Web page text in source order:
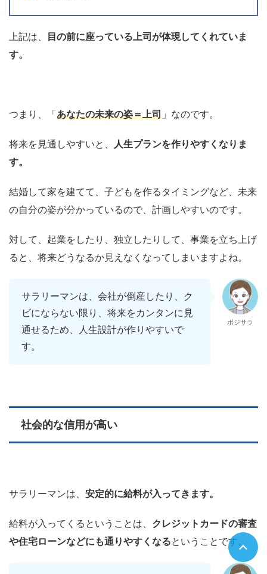
上記は、
目の前に座っている上司が体現してくれていま
す。
つまり、「 あなたの未来の姿＝上司 」なのです。
将来を見通しやすいと、
人生プランを作りやすくなりま
す。
結婚して家を建てて、子どもを作るタイミングなど、未来
の自分の姿が分かっているので、計画しやすいのです。
対して、起業をしたり、独立したりして、事業を立ち上げ
ると、将来どうなるか見えなくなってしまいますよね。
サラリーマンは、会社が倒産したり、ク
ビにならない限り、将来をカンタンに見
通せるため、人生設計が作りやすいで
す。
ポジサラ
社会的な信用が高い
サラリーマンは、 安定的に給料が入ってきます。
給料が入ってくるということは、 クレジットカードの審査
や住宅ローンなどにも通りやすくなるということです。